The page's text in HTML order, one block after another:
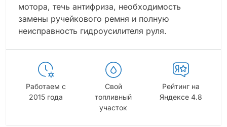
мотора, течь антифриза, необходимость
замены ручейкового ремня и полную
неисправность гидроусилителя руля.
Работаем с
2015 года
Свой
топливный
участок
Рейтинг на
Яндексе 4.8